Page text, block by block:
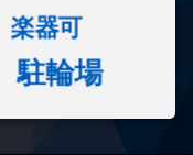
楽器可
駐輪場